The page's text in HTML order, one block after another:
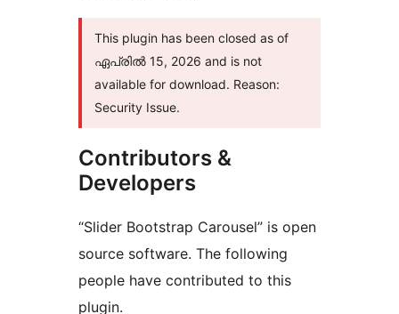
This plugin has been closed as of
ഏപ്രിൽ 15, 2026 and is not
available for download. Reason:
Security Issue.
Contributors &
Developers
“Slider Bootstrap Carousel” is open
source software. The following
people have contributed to this
plugin.